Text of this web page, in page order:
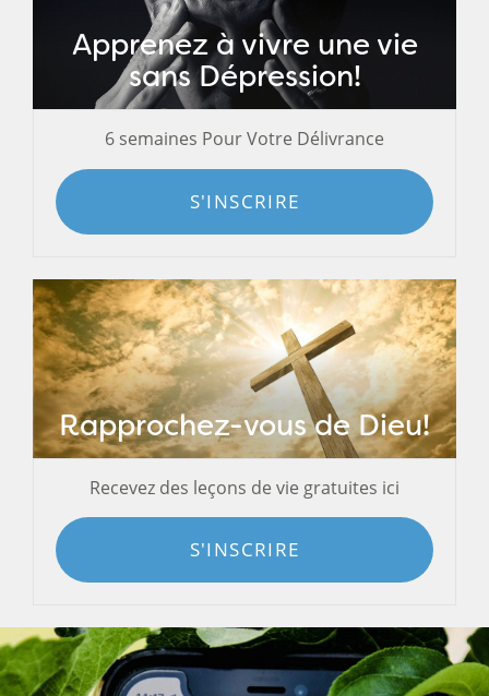
Apprenez à vivre une vie
sans Dépression!
6 semaines Pour Votre Délivrance
S'INSCRIRE
Rapprochez-vous de Dieu!
Recevez des leçons de vie gratuites ici
S'INSCRIRE